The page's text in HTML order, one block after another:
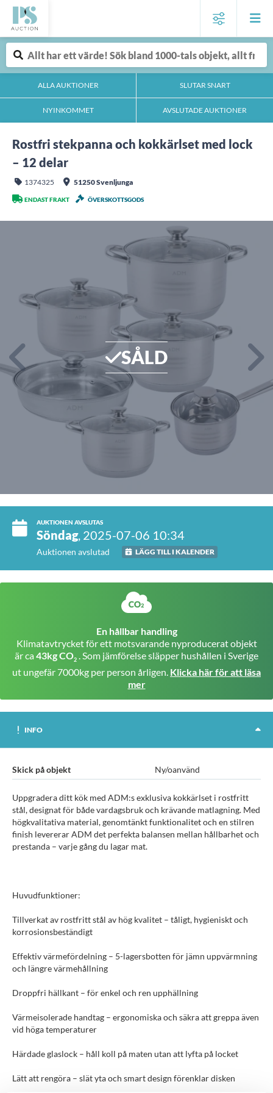
ALLA AUKTIONER SLUTAR SNART
NYINKOMMET AVSLUTADE AUKTIONER
Rostfri stekpanna och kokkärlset med lock
– 12 delar
1374325 51250 Svenljunga
ENDAST FRAKT ÖVERSKOTTSGODS
SÅLD
AUKTIONEN AVSLUTAS
Söndag, 2025-07-06 10:34
Auktionen avslutad LÄGG TILL I KALENDER
En hållbar handling
Klimatavtrycket för ett motsvarande nyproducerat objekt
är ca 43kg CO2 . Som jämförelse släpper hushållen i Sverige
ut ungefär 7000kg per person årligen. Klicka här för att läsa
mer
INFO
Skick på objekt Ny/oanvänd
Uppgradera ditt kök med ADM:s exklusiva kokkärlset i rostfritt
stål, designat för både vardagsbruk och krävande matlagning. Med
högkvalitativa material, genomtänkt funktionalitet och en stilren
finish levererar ADM det perfekta balansen mellan hållbarhet och
prestanda – varje gång du lagar mat.
Huvudfunktioner:
Tillverkat av rostfritt stål av hög kvalitet – tåligt, hygieniskt och
korrosionsbeständigt
Effektiv värmefördelning – 5-lagersbotten för jämn uppvärmning
och längre värmehållning
Droppfri hällkant – för enkel och ren upphällning
Värmeisolerade handtag – ergonomiska och säkra att greppa även
vid höga temperaturer
Härdade glaslock – håll koll på maten utan att lyfta på locket
Lätt att rengöra – slät yta och smart design förenklar disken